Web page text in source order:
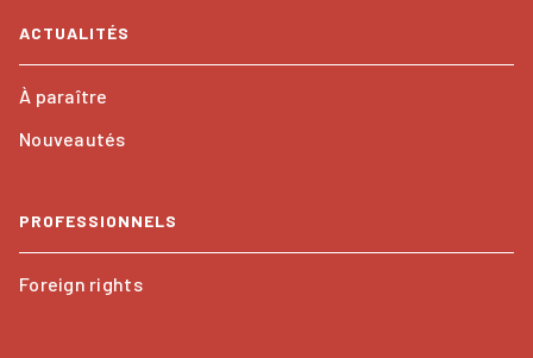
ACTUALITÉS
À paraître
Nouveautés
PROFESSIONNELS
Foreign rights